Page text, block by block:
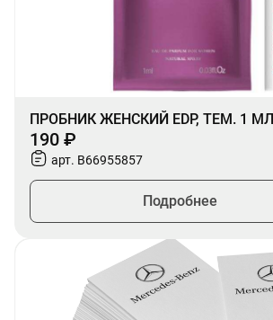
ПРОБНИК ЖЕНСКИЙ EDP, ТЕМ. 1 МЛ
190 ₽
арт. B66955857
Подробнее